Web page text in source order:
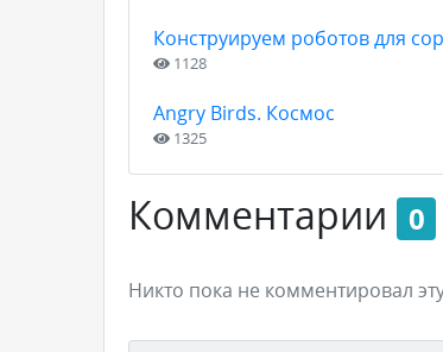
Конструируем роботов для
1128
Angry Birds. Космос
1325
Комментарии 0
Никто пока не комментировал